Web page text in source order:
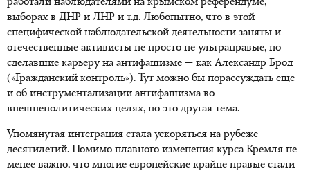
работали наблюдателями на крымском референдуме,
выборах в ДНР и ЛНР и т.д. Любопытно, что в этой
специфической наблюдательской деятельности заняты и
отечественные активисты не просто не ультраправые, но
сделавшие карьеру на антифашизме — как Александр Брод
(«Гражданский контроль»). Тут можно бы порассуждать еще
и об инструментализации антифашизма во
внешнеполитических целях, но это другая тема.
Упомянутая интеграция стала ускоряться на рубеже
десятилетий. Помимо плавного изменения курса Кремля не
менее важно, что многие европейские крайне правые стали